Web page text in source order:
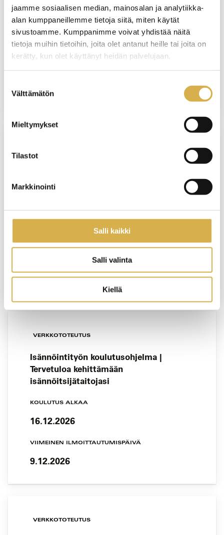
jaamme sosiaalisen median, mainosalan ja analytiikka-
alan kumppaneillemme tietoja siitä, miten käytät
sivustoamme. Kumppanimme voivat yhdistää näitä
tietoja muihin tietoihin, joita olet antanut heille tai joita on
kerätty, kun olet käyttänyt heidän palvelujaan.
valinta
Välttämätön
Mieltymykset
Tilastot
Markkinointi
Salli kaikki
Salli valinta
Kiellä
isännöitsijätaitojasi
KOULUTUS ALKAA
9.12.2026
2.12.2026
ammatillisessa koulutuksessa |
KOULUTUS ALKAA
VIIMEINEN ILMOITTAUTUMISPÄIVÄ
4.12.2026
VERKKOTOTEUTUS
Isännöintityön koulutusohjelma |
Tervetuloa kehittämään
isännöitsijätaitojasi
KOULUTUS ALKAA
16.12.2026
VIIMEINEN ILMOITTAUTUMISPÄIVÄ
9.12.2026
VERKKOTOTEUTUS